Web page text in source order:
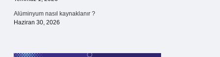
Alüminyum nasıl kaynaklanır ?
Haziran 30, 2026